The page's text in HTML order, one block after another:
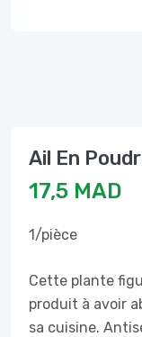
17,5 MAD
1/pièce
Cette plante
produit à avoir
sa cuisine.